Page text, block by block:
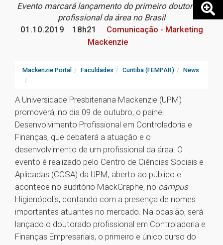
Evento marcará lançamento do primeiro doutorado
profissional da área no Brasil
01.10.2019
18h21
Comunicação - Marketing
Mackenzie
Mackenzie Portal Faculdades Curitiba (FEMPAR) News
A Universidade Presbiteriana Mackenzie (UPM)
promoverá, no dia 09 de outubro, o painel
Desenvolvimento Profissional em Controladoria e
Finanças, que debaterá a atuação e o
desenvolvimento de um profissional da área. O
evento é realizado pelo Centro de Ciências Sociais e
Aplicadas (CCSA) da UPM, aberto ao público e
acontece no auditório MackGraphe, no campus
Higienópolis, contando com a presença de nomes
importantes atuantes no mercado. Na ocasião, será
lançado o doutorado profissional em Controladoria e
Finanças Empresariais, o primeiro e único curso do